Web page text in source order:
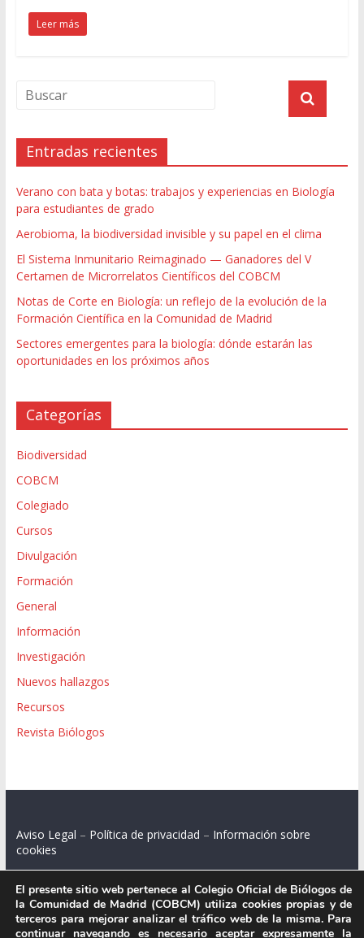
Leer más
Entradas recientes
Verano con bata y botas: trabajos y experiencias en Biología
para estudiantes de grado
Aerobioma, la biodiversidad invisible y su papel en el clima
El Sistema Inmunitario Reimaginado — Ganadores del V
Certamen de Microrrelatos Científicos del COBCM
Notas de Corte en Biología: un reflejo de la evolución de la
Formación Científica en la Comunidad de Madrid
Sectores emergentes para la biología: dónde estarán las
oportunidades en los próximos años
Categorías
Biodiversidad
COBCM
Colegiado
Cursos
Divulgación
Formación
General
Información
Investigación
Nuevos hallazgos
Recursos
Revista Biólogos
Aviso Legal – Política de privacidad – Información sobre
cookies
Colegio Oficial de Biólogos de la Comunidad de Madrid.
El presente sitio web pertenece al Colegio Oficial de Biólogos de
la Comunidad de Madrid (COBCM) utiliza cookies propias y de
terceros para mejorar analizar el tráfico web de la misma. Para
continuar navegando es necesario aceptar expresamente la